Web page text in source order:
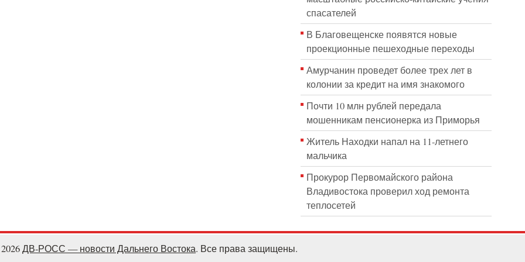
спасателей
В Благовещенске появятся новые
проекционные пешеходные переходы
Амурчанин проведет более трех лет в
колонии за кредит на имя знакомого
Почти 10 млн рублей передала
мошенникам пенсионерка из Приморья
Житель Находки напал на 11-летнего
мальчика
Прокурор Первомайского района
Владивостока проверил ход ремонта
теплосетей
ДВ-РОСС — новости Дальнего Востока. Все права защищены.